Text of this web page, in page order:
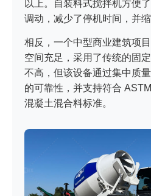
以上。自装料式搅拌机方便
调动，减少了停机时间，并
相反，一个中型商业建筑项
空间充足，采用了传统的固
不高，但该设备通过集中质
的可靠性，并支持符合
混凝土混合料标准。